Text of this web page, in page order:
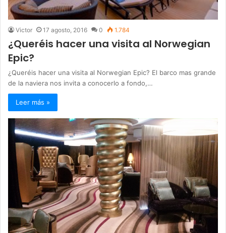
Victor 17 agosto, 2016 0 1.784
¿Queréis hacer una visita al Norwegian
Epic?
¿Queréis hacer una visita al Norwegian Epic? El barco mas grande
de la naviera nos invita a conocerlo a fondo,…
Leer más »